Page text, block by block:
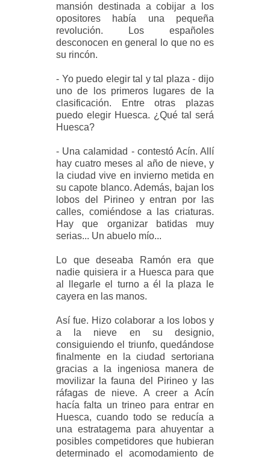
mansión destinada a cobijar a los
opositores había una pequeña
revolución. Los españoles
desconocen en general lo que no es
su rincón.
- Yo puedo elegir tal y tal plaza - dijo
uno de los primeros lugares de la
clasificación. Entre otras plazas
puedo elegir Huesca. ¿Qué tal será
Huesca?
- Una calamidad - contestó Acín. Allí
hay cuatro meses al año de nieve, y
la ciudad vive en invierno metida en
su capote blanco. Además, bajan los
lobos del Pirineo y entran por las
calles, comiéndose a las criaturas.
Hay que organizar batidas muy
serias... Un abuelo mío...
Lo que deseaba Ramón era que
nadie quisiera ir a Huesca para que
al llegarle el turno a él la plaza le
cayera en las manos.
Así fue. Hizo colaborar a los lobos y
a la nieve en su designio,
consiguiendo el triunfo, quedándose
finalmente en la ciudad sertoriana
gracias a la ingeniosa manera de
movilizar la fauna del Pirineo y las
ráfagas de nieve. A creer a Acín
hacía falta un trineo para entrar en
Huesca, cuando todo se reducía a
una estratagema para ahuyentar a
posibles competidores que hubieran
determinado el acomodamiento de